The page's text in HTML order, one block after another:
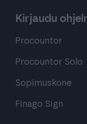
Kirjaudu
Procountor
Procountor Solo
Sopimuskone
Finago Sign